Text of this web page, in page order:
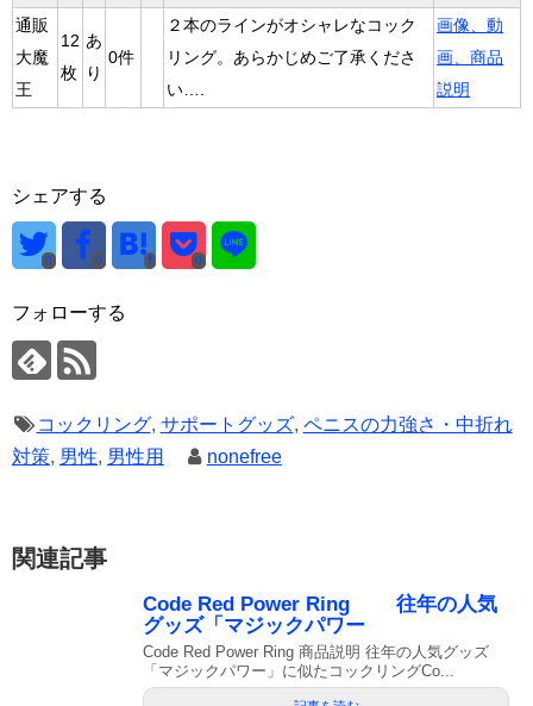
通販
大魔
王
12
枚
あ
り
0件
２本のラインがオシャレなコック
リング。あらかじめご了承くださ
い….
画像、動
画、商品
説明
シェアする
0 0 0
フォローする
コックリング, サポートグッズ, ペニスの力強さ・中折れ
対策, 男性, 男性用 nonefree
関連記事
Code Red Power Ring 往年の人気
グッズ「マジックパワー
Code Red Power Ring 商品説明 往年の人気グッズ
「マジックパワー」に似たコックリングCo...